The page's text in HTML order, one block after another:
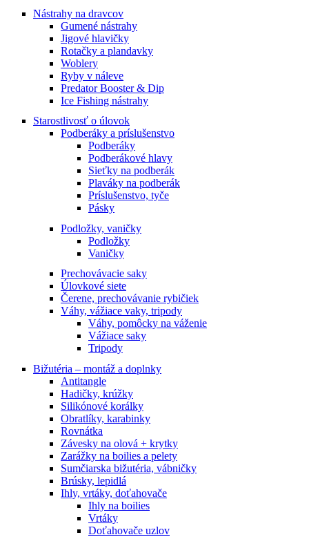
Nástrahy na dravcov
Gumené nástrahy
Jigové hlavičky
Rotačky a plandavky
Woblery
Ryby v náleve
Predator Booster & Dip
Ice Fishing nástrahy
Starostlivosť o úlovok
Podberáky a príslušenstvo
Podberáky
Podberákové hlavy
Sieťky na podberák
Plaváky na podberák
Príslušenstvo, tyče
Pásky
Podložky, vaničky
Podložky
Vaničky
Prechovávacie saky
Úlovkové siete
Čerene, prechovávanie rybičiek
Váhy, vážiace vaky, tripody
Váhy, pomôcky na váženie
Vážiace saky
Tripody
Bižutéria – montáž a doplnky
Antitangle
Hadičky, krúžky
Silikónové korálky
Obratlíky, karabinky
Rovnátka
Závesky na olová + krytky
Zarážky na boilies a pelety
Sumčiarska bižutéria, vábničky
Brúsky, lepidlá
Ihly, vrtáky, doťahovače
Ihly na boilies
Vrtáky
Doťahovače uzlov